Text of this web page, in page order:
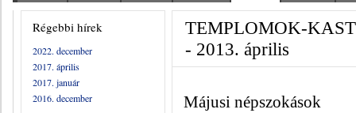
Régebbi hírek
2022. december
2017. április
2017. január
2016. december
TEMPLOMOK-
- 2013. április
Májusi népszokások